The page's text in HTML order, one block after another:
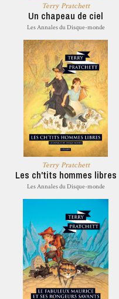
Terry Pratchett
Un chapeau de ciel
Les Annales du Disque-monde
Terry Pratchett
Les ch'tits hommes libres
Les Annales du Disque-monde